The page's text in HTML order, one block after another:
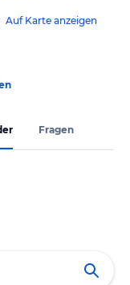
Auf Karte anzeigen
Fragen